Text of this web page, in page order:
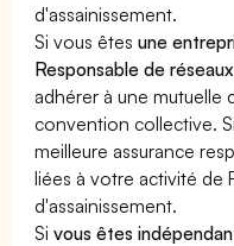
d'assainissement.
Si vous êtesune
Responsable de
adhérer à une
convention collective.
meilleure assurance
liées à votre activité de
d'assainissement.
Sivous êtes